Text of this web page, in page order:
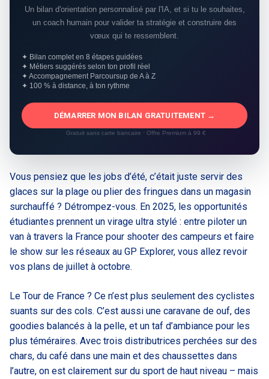
Un bilan d'orientation personnalisé par l'IA, et si tu le souhaites,
un coach humain pour valider ta stratégie et construire des
vœux qui te ressemblent.
✦ Bilan complet en 8 étapes guidées
✦ Métiers suggérés selon ton profil réel
✦ Accompagnement Parcoursup de A à Z
✦ 100 % à distance, à ton rythme
DÉMARRER MON BILAN GRATUITEMENT →
Gratuit sans carte bancaire · Offre Premium à 99 €
Vous pensiez que les jobs d’été, c’était juste servir des
glaces sur la plage ou plier des fringues dans un magasin
surchauffé ? Détrompez-vous. En 2025, les opportunités
étudiantes prennent un virage ultra stylé : entre piloter un
van à travers la France pour shooter des campeurs et faire
le show sur les réseaux au GP Explorer, vous allez revoir
vos plans de juillet à octobre.
Le Tour de France ? Ce n’est plus seulement des cyclistes
suants sur des cols. C’est aussi une caravane de ouf, des
goodies balancés à la pelle, et un taf d’ambiance pour les
plus téméraires. Avec trois distributrices perchées sur des
chars, du café dans une main et des chaussettes dans
l’autre, on est clairement sur du sport de haut niveau – mais